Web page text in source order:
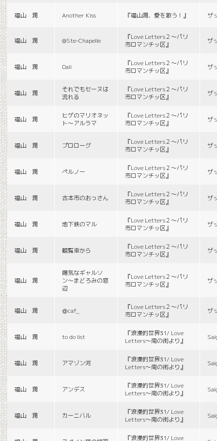
福山 潤 Another Kiss 『福山潤、愛を歌う！』 ザ
福山 潤 @Ste-Chapelle
『Love Letters２〜パリ
市ロマンチッ区』
ザ
福山 潤 Dali
『Love Letters２〜パリ
市ロマンチッ区』
ザ
福山 潤
それでもセーヌは
流れる
『Love Letters２〜パリ
市ロマンチッ区』
ザ
福山 潤
ヒゲのマリオネッ
ト〜アルラマ
『Love Letters２〜パリ
市ロマンチッ区』
ザ
福山 潤 プロローグ
『Love Letters２〜パリ
市ロマンチッ区』
ザ
福山 潤 ペルノー
『Love Letters２〜パリ
市ロマンチッ区』
ザ
福山 潤 古本市のおっさん
『Love Letters２〜パリ
市ロマンチッ区』
ザ
福山 潤 地下鉄のマル
『Love Letters２〜パリ
市ロマンチッ区』
ザ
福山 潤 観覧車から
『Love Letters２〜パリ
市ロマンチッ区』
ザ
福山 潤
陽気なギャルソ
ン〜まどろみの窓
辺
『Love Letters２〜パリ
市ロマンチッ区』
ザ
福山 潤 ＠caf_
『Love Letters２〜パリ
市ロマンチッ区』
ザ
福山 潤 to do list
『浪漫的世界31/ Love
Letters〜南の街より』
福山 潤 アマゾン河
『浪漫的世界31/ Love
Letters〜南の街より』
福山 潤 アンデス
『浪漫的世界31/ Love
Letters〜南の街より』
福山 潤 カーニバル
『浪漫的世界31/ Love
Letters〜南の街より』
『浪漫的世界31/ Love